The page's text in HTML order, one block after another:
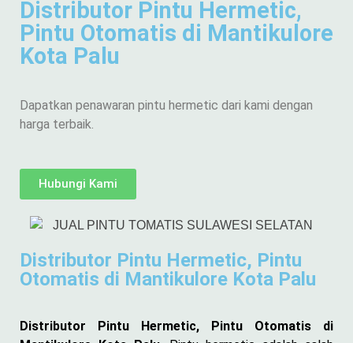
Distributor Pintu Hermetic,
Pintu Otomatis di Mantikulore
Kota Palu
Dapatkan penawaran pintu hermetic dari kami dengan
harga terbaik.
Hubungi Kami
Distributor Pintu Hermetic, Pintu
Otomatis di Mantikulore Kota Palu
Distributor Pintu Hermetic, Pintu Otomatis di